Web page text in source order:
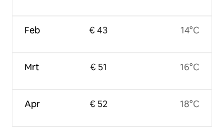
Feb
Mrt
Apr
€ 43
€ 51
€ 52
14°C
16°C
18°C